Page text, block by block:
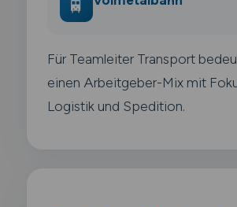
🚆
Für Teamleiter Transport
einen Arbeitgeber-Mix mit
Logistik und Spedition.